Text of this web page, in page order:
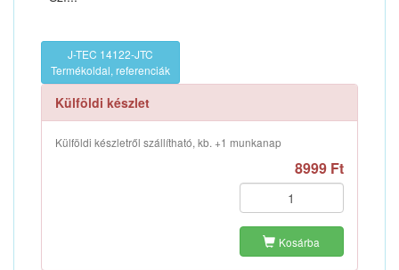
J-TEC 14122-JTC
Termékoldal, referenciák
Külföldi készlet
Külföldi készletről szállítható, kb. +1 munkanap
8999 Ft
Kosárba